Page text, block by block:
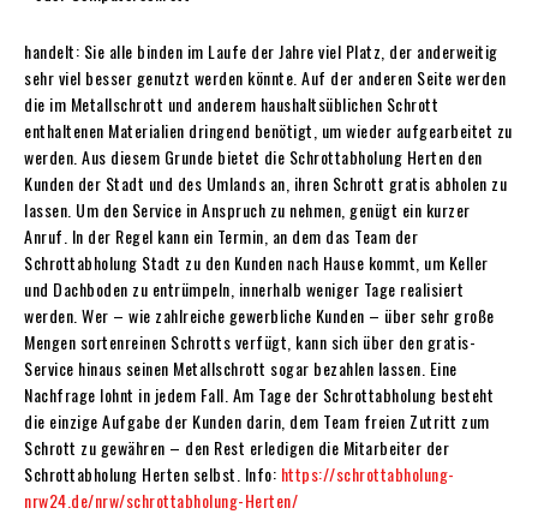
handelt: Sie alle binden im Laufe der Jahre viel Platz, der anderweitig
sehr viel besser genutzt werden könnte. Auf der anderen Seite werden
die im Metallschrott und anderem haushaltsüblichen Schrott
enthaltenen Materialien dringend benötigt, um wieder aufgearbeitet zu
werden. Aus diesem Grunde bietet die Schrottabholung Herten den
Kunden der Stadt und des Umlands an, ihren Schrott gratis abholen zu
lassen. Um den Service in Anspruch zu nehmen, genügt ein kurzer
Anruf. In der Regel kann ein Termin, an dem das Team der
Schrottabholung Stadt zu den Kunden nach Hause kommt, um Keller
und Dachboden zu entrümpeln, innerhalb weniger Tage realisiert
werden. Wer – wie zahlreiche gewerbliche Kunden – über sehr große
Mengen sortenreinen Schrotts verfügt, kann sich über den gratis-
Service hinaus seinen Metallschrott sogar bezahlen lassen. Eine
Nachfrage lohnt in jedem Fall. Am Tage der Schrottabholung besteht
die einzige Aufgabe der Kunden darin, dem Team freien Zutritt zum
Schrott zu gewähren – den Rest erledigen die Mitarbeiter der
Schrottabholung Herten selbst. Info: https://schrottabholung-
nrw24.de/nrw/schrottabholung-Herten/